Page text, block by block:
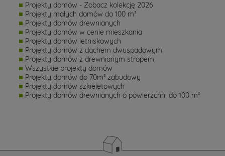
Projekty domów - Zobacz kolekcję 2026
Projekty małych domów do 100 m²
Projekty domów drewnianych
Projekty domów w cenie mieszkania
Projekty domów letniskowych
Projekty domów z dachem dwuspadowym
Projekty domów z drewnianym stropem
Wszystkie projekty domów
Projekty domów do 70m² zabudowy
Projekty domów szkieletowych
Projekty domów drewnianych o powierzchni do 100 m²